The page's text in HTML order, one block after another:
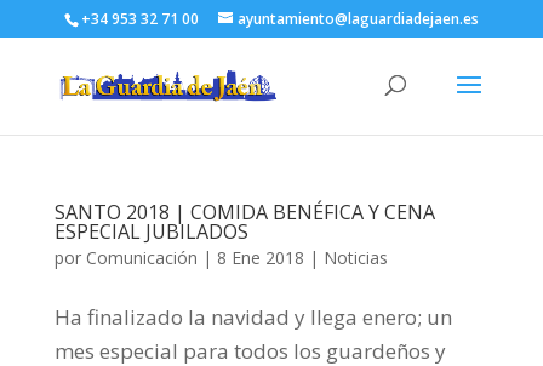
+34 953 32 71 00 ayuntamiento@laguardiadejaen.es
SANTO 2018 | COMIDA BENÉFICA Y CENA
ESPECIAL JUBILADOS
por Comunicación | 8 Ene 2018 | Noticias
Ha finalizado la navidad y llega enero; un
mes especial para todos los guardeños y